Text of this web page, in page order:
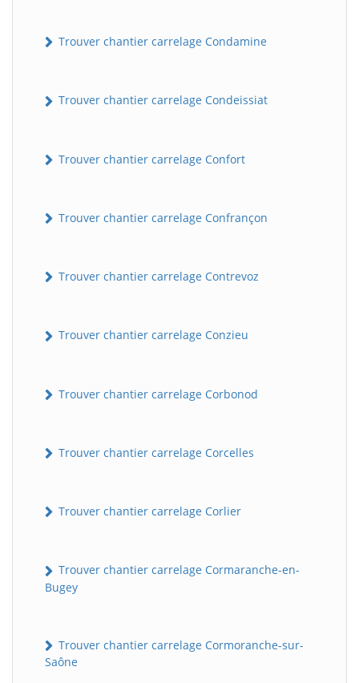
Trouver chantier carrelage Condamine
Trouver chantier carrelage Condeissiat
Trouver chantier carrelage Confort
Trouver chantier carrelage Confrançon
Trouver chantier carrelage Contrevoz
Trouver chantier carrelage Conzieu
Trouver chantier carrelage Corbonod
Trouver chantier carrelage Corcelles
Trouver chantier carrelage Corlier
Trouver chantier carrelage Cormaranche-en-
Bugey
Trouver chantier carrelage Cormoranche-sur-
Saône
BatiWebPro